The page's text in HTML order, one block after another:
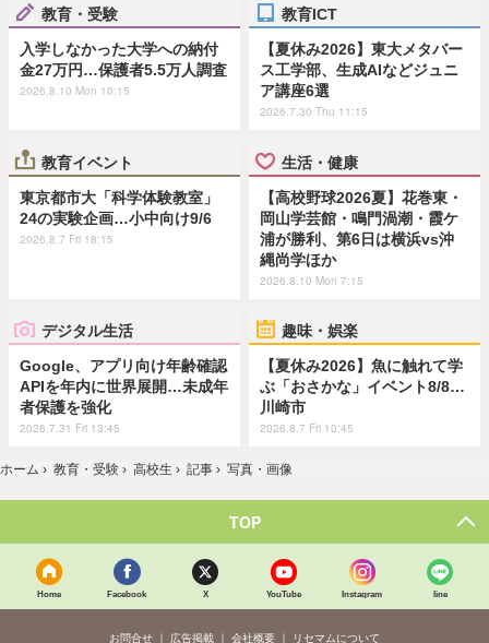
教育・受験
入学しなかった大学への納付
金27万円…保護者5.5万人調査
2026.8.10 Mon 10:15
教育ICT
【夏休み2026】東大メタバー
ス工学部、生成AIなどジュニ
ア講座6選
2026.7.30 Thu 11:15
教育イベント
東京都市大「科学体験教室」
24の実験企画…小中向け9/6
2026.8.7 Fri 18:15
生活・健康
【高校野球2026夏】花巻東・
岡山学芸館・鳴門渦潮・霞ケ
浦が勝利、第6日は横浜vs沖
縄尚学ほか
2026.8.10 Mon 7:15
デジタル生活
Google、アプリ向け年齢確認
APIを年内に世界展開…未成年
者保護を強化
2026.7.31 Fri 13:45
趣味・娯楽
【夏休み2026】魚に触れて学
ぶ「おさかな」イベント8/8…
川崎市
2026.8.7 Fri 10:45
ホーム › 教育・受験 › 高校生 › 記事 › 写真・画像
TOP
Home Facebook X YouTube Instagram line
お問合せ 広告掲載 会社概要 リセマムについて